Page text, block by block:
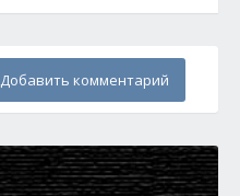
Добавить комментарий